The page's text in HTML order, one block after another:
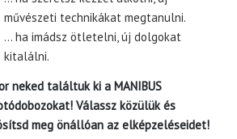
művészeti technikákat megtanulni.
… ha imádsz ötletelni, új dolgokat
kitalálni.
neked találtuk ki a MANIBUS
Válassz közülük és
meg önállóan az elképzeléseidet!